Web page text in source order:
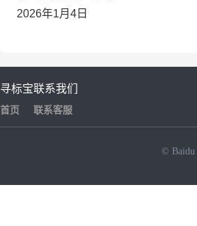
2026年1月4日
寻标宝
首页
联系我们
联系客服
© Baidu